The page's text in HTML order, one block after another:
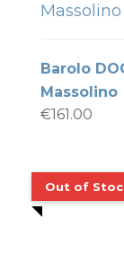
Massolino
Barolo
Massolino
€161.00